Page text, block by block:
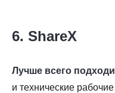
6. ShareX
Лучше всего
и технические